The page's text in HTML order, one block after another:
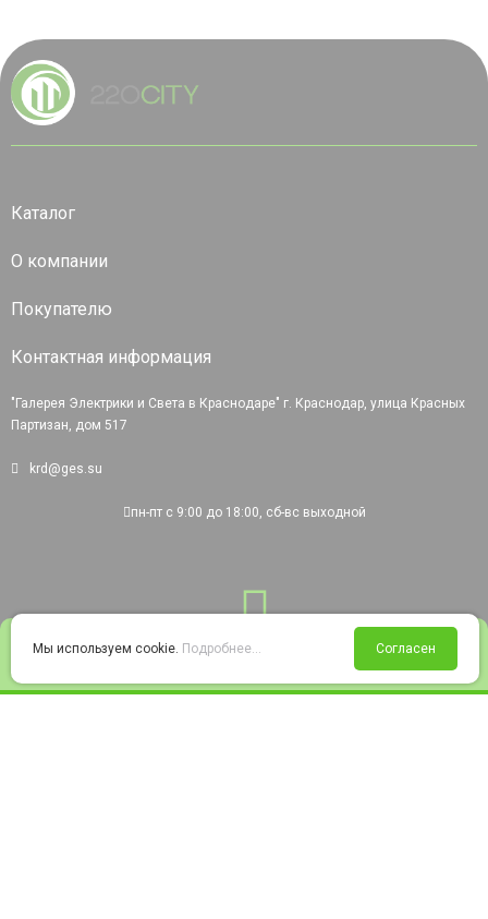
Войти Избранное Корзина
Каталог
О компании
Покупателю
Контактная информация
"Галерея Электрики и Света в Краснодаре" г. Краснодар, улица Красных
Партизан, дом 517
krd@ges.su
пн-пт с 9:00 до 18:00, сб-вс выходной
Мы используем cookie. Подробнее... Согласен